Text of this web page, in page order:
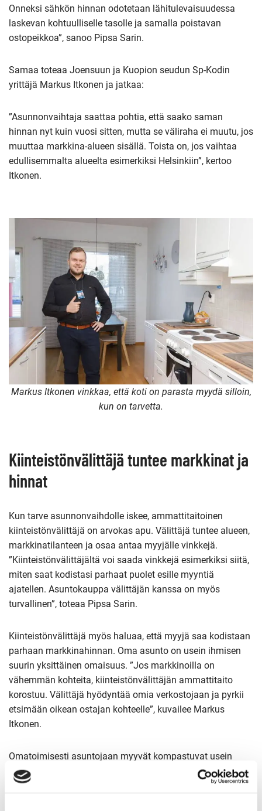
Onneksi sähkön hinnan odotetaan lähitulevaisuudessa
laskevan kohtuulliselle tasolle ja samalla poistavan
ostopeikkoa”, sanoo Pipsa Sarin.
Samaa toteaa Joensuun ja Kuopion seudun Sp-Kodin
yrittäjä Markus Itkonen ja jatkaa:
”Asunnonvaihtaja saattaa pohtia, että saako saman
hinnan nyt kuin vuosi sitten, mutta se väliraha ei muutu, jos
muuttaa markkina-alueen sisällä. Toista on, jos vaihtaa
edullisemmalta alueelta esimerkiksi Helsinkiin”, kertoo
Itkonen.
Markus Itkonen vinkkaa, että koti on parasta myydä silloin,
kun on tarvetta.
Kiinteistönvälittäjä tuntee markkinat ja
hinnat
Kun tarve asunnonvaihdolle iskee, ammattitaitoinen
kiinteistönvälittäjä on arvokas apu. Välittäjä tuntee alueen,
markkinatilanteen ja osaa antaa myyjälle vinkkejä.
”Kiinteistönvälittäjältä voi saada vinkkejä esimerkiksi siitä,
miten saat kodistasi parhaat puolet esille myyntiä
ajatellen. Asuntokauppa välittäjän kanssa on myös
turvallinen”, toteaa Pipsa Sarin.
Kiinteistönvälittäjä myös haluaa, että myyjä saa kodistaan
parhaan markkinahinnan. Oma asunto on usein ihmisen
suurin yksittäinen omaisuus. ”Jos markkinoilla on
vähemmän kohteita, kiinteistönvälittäjän ammattitaito
korostuu. Välittäjä hyödyntää omia verkostojaan ja pyrkii
etsimään oikean ostajan kohteelle”, kuvailee Markus
Itkonen.
Omatoimisesti asuntojaan myyvät kompastuvat usein
yhteen asiaan – hinnoitteluun. ”Ammattilainen tietää
hintatason. Usein itsemyyjät hinnoittelevat asuntonsa